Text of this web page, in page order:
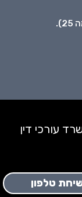
עורכי דין
טלפון